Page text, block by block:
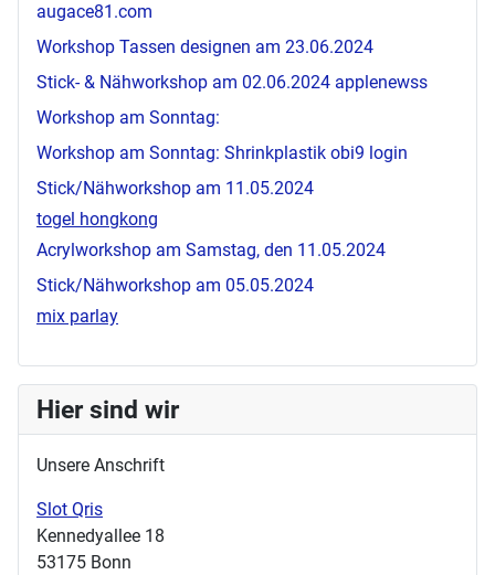
augace81.com
Workshop Tassen designen am 23.06.2024
Stick- & Nähworkshop am 02.06.2024 applenewss
Workshop am Sonntag:
Workshop am Sonntag: Shrinkplastik obi9 login
Stick/Nähworkshop am 11.05.2024
togel hongkong
Acrylworkshop am Samstag, den 11.05.2024
Stick/Nähworkshop am 05.05.2024
mix parlay
Hier sind wir
Unsere Anschrift
Slot Qris
Kennedyallee 18
53175 Bonn